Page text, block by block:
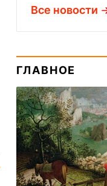
Все новости
ГЛАВНОЕ